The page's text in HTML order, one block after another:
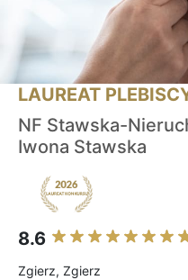
LAUREAT
NF Stawska-
Iwona Stawska
8.6
Zgierz, Zgierz